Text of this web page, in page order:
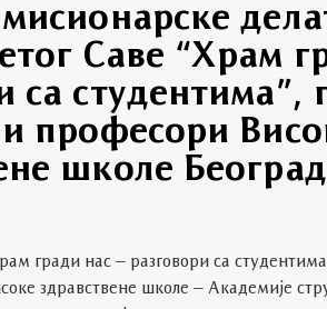
Саве “Храм
са студентима”,
и професори
школе Београд
гради нас – разговори са
здравствене школе – Академије